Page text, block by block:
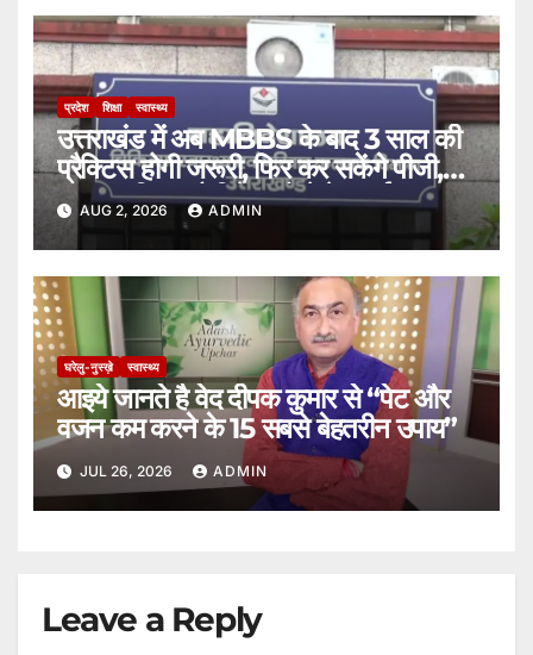
प्रदेश शिक्षा स्वास्थ्य
उत्तराखंड में अब MBBS के बाद 3 साल की
प्रैक्टिस होगी जरूरी, फिर कर सकेंगे पीजी,
स्वास्थ्य विभाग कैबिनेट को भेजेगा नई
पॉलिसी।
AUG 2, 2026 ADMIN
घरेलु-नुस्ख़े स्वास्थ्य
आइये जानते है वेद दीपक कुमार से “पेट और
वजन कम करने के 15 सबसे बेहतरीन उपाय”
JUL 26, 2026 ADMIN
Leave a Reply